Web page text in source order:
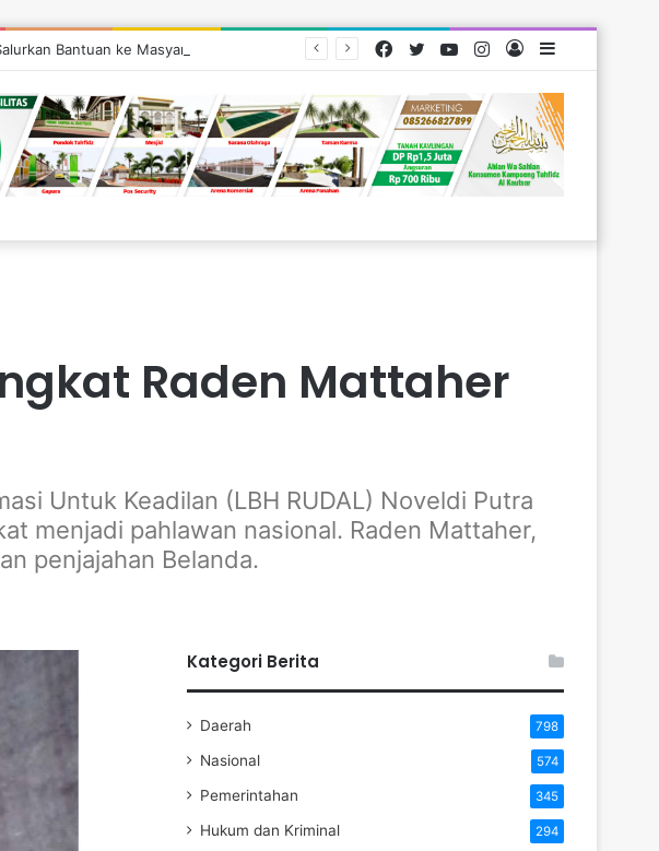
Bantuan ke Masyarakat
Log
Instagram
YouTube
Twitter
Facebook
Raden Mattaher
Untuk Keadilan (LBH RUDAL) Noveldi Putra
menjadi pahlawan nasional. Raden Mattaher,
penjajahan Belanda.
Kategori Berita
Daerah 798
Nasional 574
Pemerintahan 345
Hukum dan Kriminal 294